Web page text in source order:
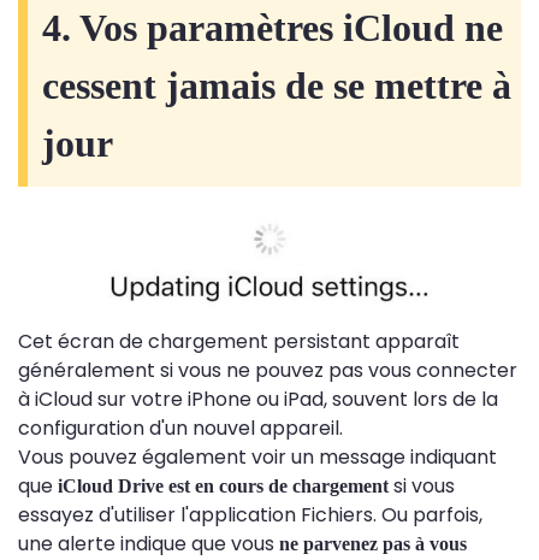
4. Vos paramètres iCloud ne
cessent jamais de se mettre à
jour
Cet écran de chargement persistant apparaît
généralement si vous ne pouvez pas vous connecter
à iCloud sur votre iPhone ou iPad, souvent lors de la
configuration d'un nouvel appareil.
Vous pouvez également voir un message indiquant
que iCloud Drive est en cours de chargementsi vous
essayez d'utiliser l'application Fichiers. Ou parfois,
une alerte indique que vous ne parvenez pas à vous